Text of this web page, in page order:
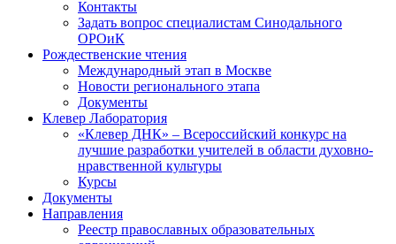
Контакты
Задать вопрос специалистам Синодального
ОРОиК
Рождественские чтения
Международный этап в Москве
Новости регионального этапа
Документы
Клевер Лаборатория
«Клевер ДНК» – Всероссийский конкурс на
лучшие разработки учителей в области духовно-
нравственной культуры
Курсы
Документы
Направления
Реестр православных образовательных